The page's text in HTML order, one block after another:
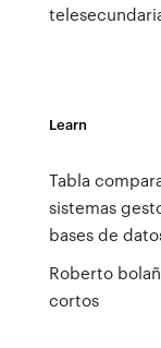
Learn
Tabla
sistemas
bases de
Roberto
cortos